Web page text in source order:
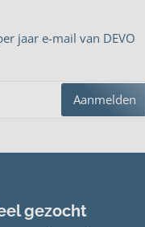
jaar e-mail van DEVO
Aanmelden
gezocht